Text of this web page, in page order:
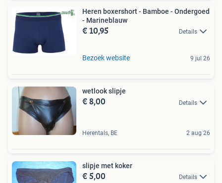
Heren boxershort - Bamboe - Ondergoed
- Marineblauw
€ 10,95 Details
Bezoek website 9 jul 26
wetlook slipje
€ 8,00 Details
Herentals, BE 2 aug 26
slipje met koker
€ 5,00 Details